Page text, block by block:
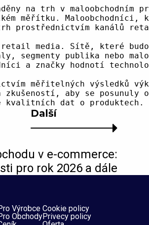
Další
v e-commerce:
pro rok 2026 a dále
Výrobce
Obchody
Cookie policy
Privecy policy